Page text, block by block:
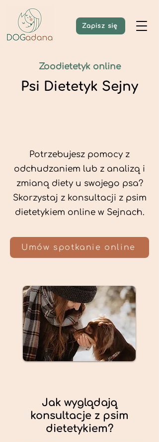
Zapisz się
Zoodietetyk online
Psi Dietetyk Sejny
Potrzebujesz pomocy z
odchudzaniem lub z analizą i
zmianą diety u swojego psa?
Skorzystaj z konsultacji z psim
dietetykiem online w Sejnach.
Umów spotkanie online
Jak wyglądają
konsultacje z psim
dietetykiem?